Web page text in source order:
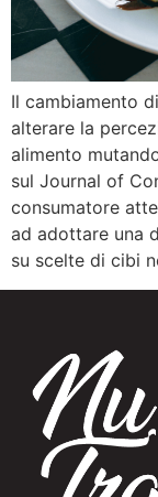
Il cambiamento
alterare la
alimento
sul Journal of
consumatore
ad adottare una
su scelte di cibi